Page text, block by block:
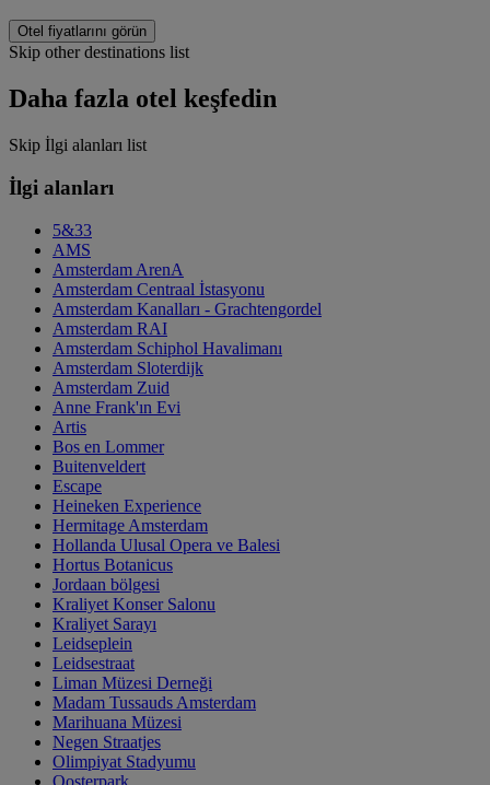
Otel fiyatlarını görün
Skip other destinations list
Daha fazla otel keşfedin
Skip İlgi alanları list
İlgi alanları
5&33
AMS
Amsterdam ArenA
Amsterdam Centraal İstasyonu
Amsterdam Kanalları - Grachtengordel
Amsterdam RAI
Amsterdam Schiphol Havalimanı
Amsterdam Sloterdijk
Amsterdam Zuid
Anne Frank'ın Evi
Artis
Bos en Lommer
Buitenveldert
Escape
Heineken Experience
Hermitage Amsterdam
Hollanda Ulusal Opera ve Balesi
Hortus Botanicus
Jordaan bölgesi
Kraliyet Konser Salonu
Kraliyet Sarayı
Leidseplein
Leidsestraat
Liman Müzesi Derneği
Madam Tussauds Amsterdam
Marihuana Müzesi
Negen Straatjes
Olimpiyat Stadyumu
Oosterpark